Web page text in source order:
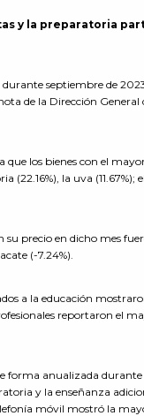
y la preparatoria
septiembre de
de la Dirección
que los bienes con el
la uva (11.67%);
precio en dicho mes
(-7.24%).
a la educación
reportaron el
forma anualizada
y la enseñanza
móvil mostró la